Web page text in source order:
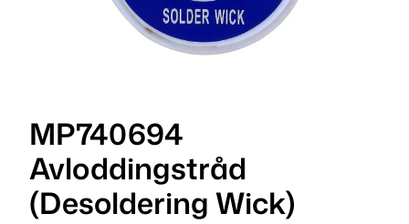
MP740694
Avloddingstråd
(Desoldering Wick)